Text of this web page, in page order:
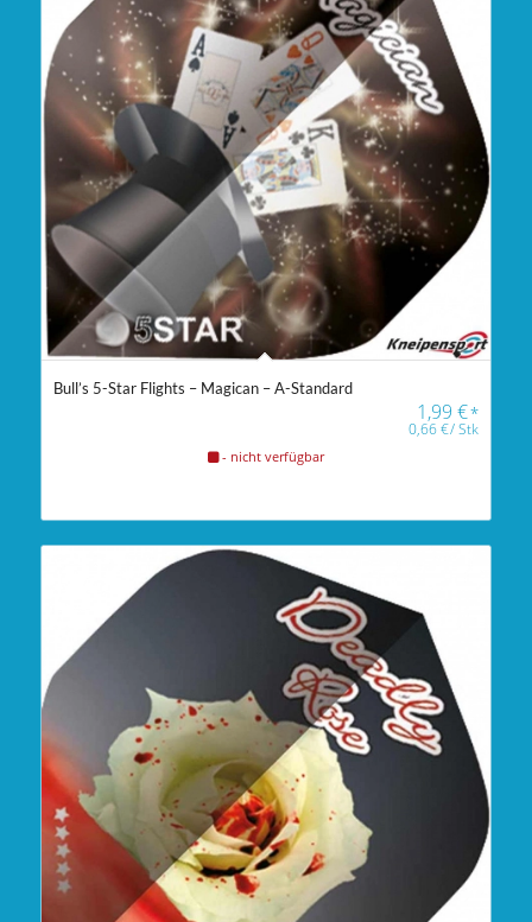
Bull’s 5-Star Flights – Magican – A-Standard
1,99€*
0,66€/Stk
- nicht verfügbar